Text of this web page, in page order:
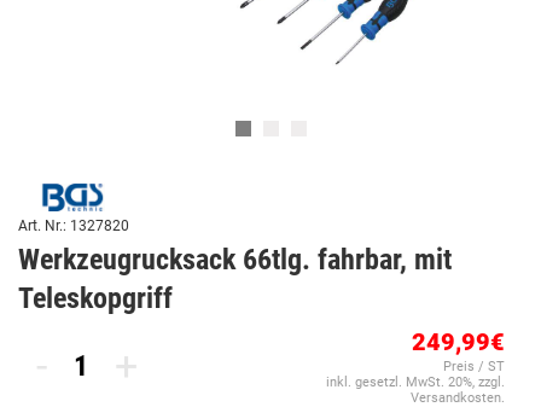
Art. Nr.: 1327820
Werkzeugrucksack 66tlg. fahrbar, mit
Teleskopgriff
- + 249,99€
Preis / ST
inkl. gesetzl. MwSt. 20%, zzgl.
Versandkosten.